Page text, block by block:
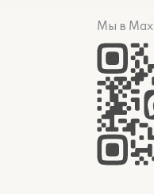
Мы в Max